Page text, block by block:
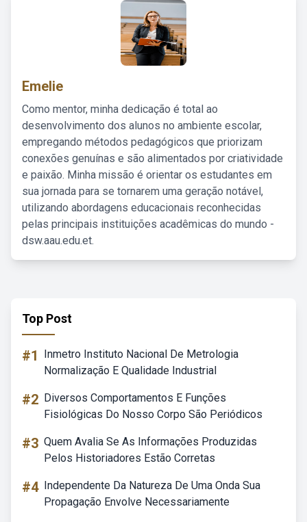
Emelie
Como mentor, minha dedicação é total ao
desenvolvimento dos alunos no ambiente escolar,
empregando métodos pedagógicos que priorizam
conexões genuínas e são alimentados por criatividade
e paixão. Minha missão é orientar os estudantes em
sua jornada para se tornarem uma geração notável,
utilizando abordagens educacionais reconhecidas
pelas principais instituições acadêmicas do mundo -
dsw.aau.edu.et.
Top Post
#1
Inmetro Instituto Nacional De Metrologia
Normalização E Qualidade Industrial
#2 Diversos Comportamentos E Funções
Fisiológicas Do Nosso Corpo São Periódicos
#3 Quem Avalia Se As Informações Produzidas
Pelos Historiadores Estão Corretas
#4 Independente Da Natureza De Uma Onda Sua
Propagação Envolve Necessariamente